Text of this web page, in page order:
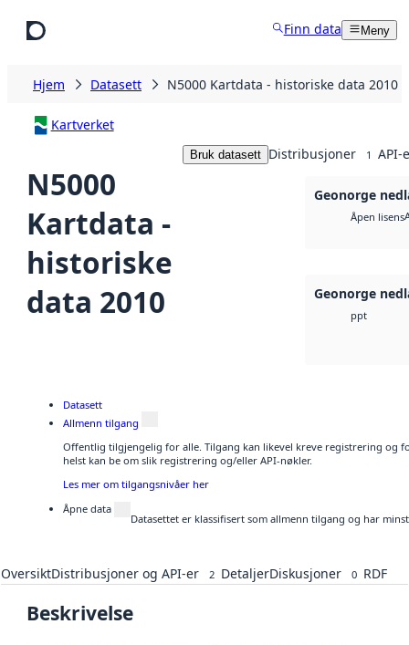
Finn data Meny
Hjem Datasett N5000 Kartdata - historiske data 2010
Kartverket
N5000
Kartdata -
historiske
data 2010
Bruk datasett Distribusjoner 1 API-
Geonorge
Åpen lisens
Geonorge
ppt
Datasett
Allmenn tilgang
Offentlig tilgjengelig for alle. Tilgang kan likevel kreve registrering og
helst kan be om slik registrering og/eller API-nøkler.
Les mer om tilgangsnivåer her
Åpne data
Datasettet er klassifisert som allmenn tilgang og har
OversiktDistribusjoner og API-er 2 DetaljerDiskusjoner 0 RDF
Beskrivelse